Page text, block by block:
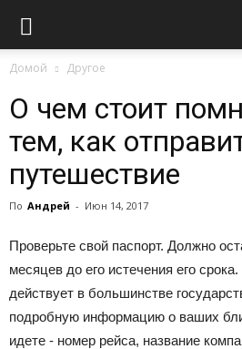
Домой Другое
О чем стоит
тем, как
путешествие
По Андрей - Июн 14, 2017
Проверьте свой паспорт. Должно
месяцев до его истечения его
действует в большинстве
подробную информацию о ваших
идете - номер рейса, название